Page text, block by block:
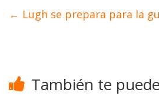
← Lugh se prepara para la
También te